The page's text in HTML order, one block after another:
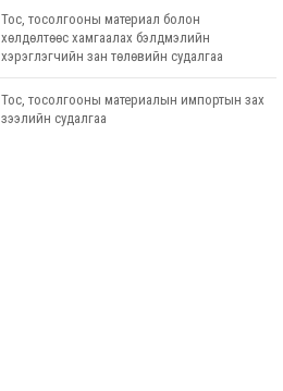
Тос, тосолгооны материал болон
хөлдөлтөөс хамгаалах бэлдмэлийн
хэрэглэгчийн зан төлөвийн судалгаа
Тос, тосолгооны материалын импортын зах
зээлийн судалгаа